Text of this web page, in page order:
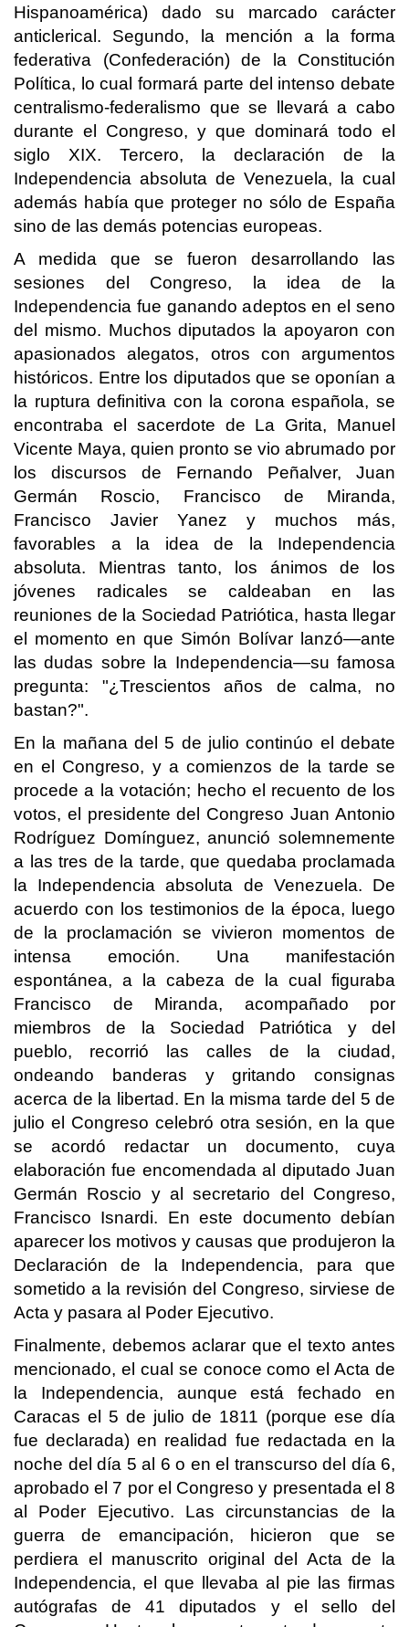
Hispanoamérica) dado su marcado carácter
anticlerical. Segundo, la mención a la forma
federativa (Confederación) de la Constitución
Política, lo cual formará parte del intenso debate
centralismo-federalismo que se llevará a cabo
durante el Congreso, y que dominará todo el
siglo XIX. Tercero, la declaración de la
Independencia absoluta de Venezuela, la cual
además había que proteger no sólo de España
sino de las demás potencias europeas.
A medida que se fueron desarrollando las
sesiones del Congreso, la idea de la
Independencia fue ganando adeptos en el seno
del mismo. Muchos diputados la apoyaron con
apasionados alegatos, otros con argumentos
históricos. Entre los diputados que se oponían a
la ruptura definitiva con la corona española, se
encontraba el sacerdote de La Grita, Manuel
Vicente Maya, quien pronto se vio abrumado por
los discursos de Fernando Peñalver, Juan
Germán Roscio, Francisco de Miranda,
Francisco Javier Yanez y muchos más,
favorables a la idea de la Independencia
absoluta. Mientras tanto, los ánimos de los
jóvenes radicales se caldeaban en las
reuniones de la Sociedad Patriótica, hasta llegar
el momento en que Simón Bolívar lanzó—ante
las dudas sobre la Independencia—su famosa
pregunta: "¿Trescientos años de calma, no
bastan?".
En la mañana del 5 de julio continúo el debate
en el Congreso, y a comienzos de la tarde se
procede a la votación; hecho el recuento de los
votos, el presidente del Congreso Juan Antonio
Rodríguez Domínguez, anunció solemnemente
a las tres de la tarde, que quedaba proclamada
la Independencia absoluta de Venezuela. De
acuerdo con los testimonios de la época, luego
de la proclamación se vivieron momentos de
intensa emoción. Una manifestación
espontánea, a la cabeza de la cual figuraba
Francisco de Miranda, acompañado por
miembros de la Sociedad Patriótica y del
pueblo, recorrió las calles de la ciudad,
ondeando banderas y gritando consignas
acerca de la libertad. En la misma tarde del 5 de
julio el Congreso celebró otra sesión, en la que
se acordó redactar un documento, cuya
elaboración fue encomendada al diputado Juan
Germán Roscio y al secretario del Congreso,
Francisco Isnardi. En este documento debían
aparecer los motivos y causas que produjeron la
Declaración de la Independencia, para que
sometido a la revisión del Congreso, sirviese de
Acta y pasara al Poder Ejecutivo.
Finalmente, debemos aclarar que el texto antes
mencionado, el cual se conoce como el Acta de
la Independencia, aunque está fechado en
Caracas el 5 de julio de 1811 (porque ese día
fue declarada) en realidad fue redactada en la
noche del día 5 al 6 o en el transcurso del día 6,
aprobado el 7 por el Congreso y presentada el 8
al Poder Ejecutivo. Las circunstancias de la
guerra de emancipación, hicieron que se
perdiera el manuscrito original del Acta de la
Independencia, el que llevaba al pie las firmas
autógrafas de 41 diputados y el sello del